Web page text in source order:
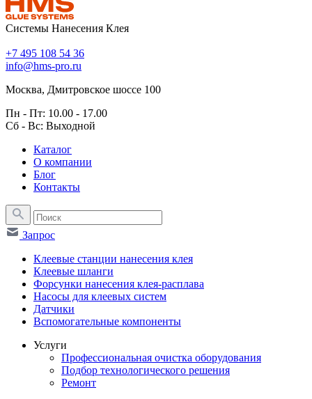
Системы Нанесения Клея
+7 495 108 54 36
info@hms-pro.ru
Москва, Дмитровское шоссе 100
Пн - Пт: 10.00 - 17.00
Сб - Вс: Выходной
Каталог
О компании
Блог
Контакты
Запрос
Клеевые станции нанесения клея
Клеевые шланги
Форсунки нанесения клея-расплава
Насосы для клеевых систем
Датчики
Вспомогательные компоненты
Услуги
Профессиональная очистка оборудования
Подбор технологического решения
Ремонт